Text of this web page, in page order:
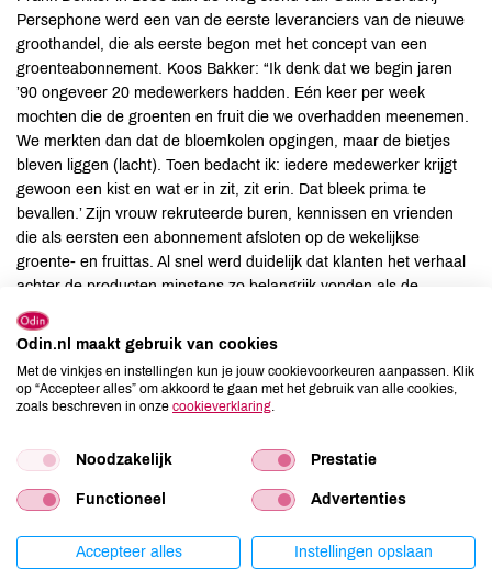
Persephone werd een van de eerste leveranciers van de nieuwe
groothandel, die als eerste begon met het concept van een
groenteabonnement. Koos Bakker: “Ik denk dat we begin jaren
’90 ongeveer 20 medewerkers hadden. Eén keer per week
mochten die de groenten en fruit die we overhadden meenemen.
We merkten dan dat de bloemkolen opgingen, maar de bietjes
bleven liggen (lacht). Toen bedacht ik: iedere medewerker krijgt
gewoon een kist en wat er in zit, zit erin. Dat bleek prima te
bevallen.’ Zijn vrouw rekruteerde buren, kennissen en vrienden
die als eersten een abonnement afsloten op de wekelijkse
groente- en fruittas. Al snel werd duidelijk dat klanten het verhaal
achter de producten minstens zo belangrijk vonden als de
producten zelf. Zo ontstond het Odinieuws dat wekelijks bij het
abonnement wordt gevoegd.
Eigen winkels
wekelijks 28.000 tassen uit die door heel het land in
de eerste jaren nog geen sprake, de focus van Odin ligt op dat
verandering in als Odin drie winkels van de Gimselgroep
Odin.nl maakt gebruik van cookies
Met de vinkjes en instellingen kun je jouw cookievoorkeuren aanpassen. Klik
op “Accepteer alles” om akkoord te gaan met het gebruik van alle cookies,
zoals beschreven in onze cookieverklaring
Noodzakelijk Prestatie
Functioneel Advertenties
Accepteer alles Instellingen opslaan